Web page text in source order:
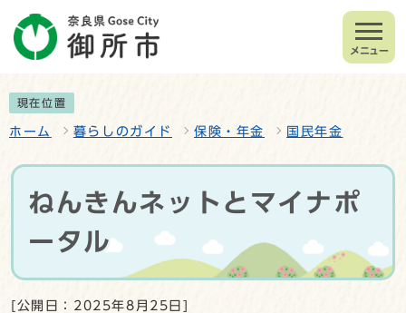
メニュー
現在位置
ホーム 暮らしのガイド 保険・年金 国民年金
ねんきんネットとマイナポ
ータル
[公開日：2025年8月25日]